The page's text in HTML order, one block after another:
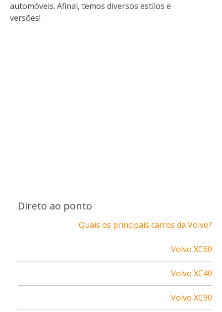
automóveis. Afinal, temos diversos estilos e
versões!
Direto ao ponto
Quais os principais carros da Volvo?
Volvo XC60
Volvo XC40
Volvo XC90